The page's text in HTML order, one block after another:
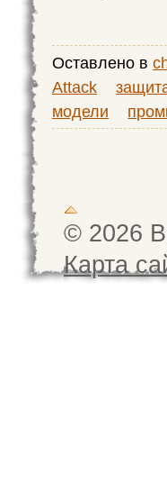
Оставлено в
Attack
модели
© 2026
Карта